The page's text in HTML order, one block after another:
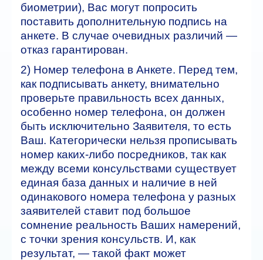
биометрии), Вас могут попросить
поставить дополнительную подпись на
анкете. В случае очевидных различий —
отказ гарантирован.
2) Номер телефона в Анкете. Перед тем,
как подписывать анкету, внимательно
проверьте правильность всех данных,
особенно номер телефона, он должен
быть исключительно Заявителя, то есть
Ваш. Категорически нельзя прописывать
номер каких-либо посредников, так как
между всеми консульствами существует
единая база данных и наличие в ней
одинакового номера телефона у разных
заявителей ставит под большое
сомнение реальность Ваших намерений,
с точки зрения консульств. И, как
результат, — такой факт может